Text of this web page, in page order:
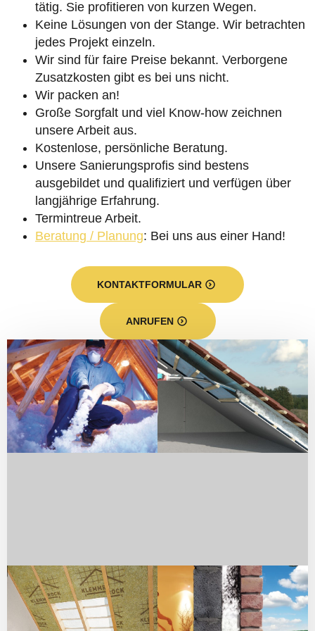
tätig. Sie profitieren von kurzen Wegen.
Keine Lösungen von der Stange. Wir betrachten
jedes Projekt einzeln.
Wir sind für faire Preise bekannt. Verborgene
Zusatzkosten gibt es bei uns nicht.
Wir packen an!
Große Sorgfalt und viel Know-how zeichnen
unsere Arbeit aus.
Kostenlose, persönliche Beratung.
Unsere Sanierungsprofis sind bestens
ausgebildet und qualifiziert und verfügen über
langjährige Erfahrung.
Termintreue Arbeit.
Beratung / Planung: Bei uns aus einer Hand!
KONTAKTFORMULAR
ANRUFEN